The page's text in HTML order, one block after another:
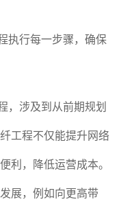
执行每一步骤，确保
，涉及到从前期规划
工程不仅能提升网络
利，降低运营成本。
展，例如向更高带